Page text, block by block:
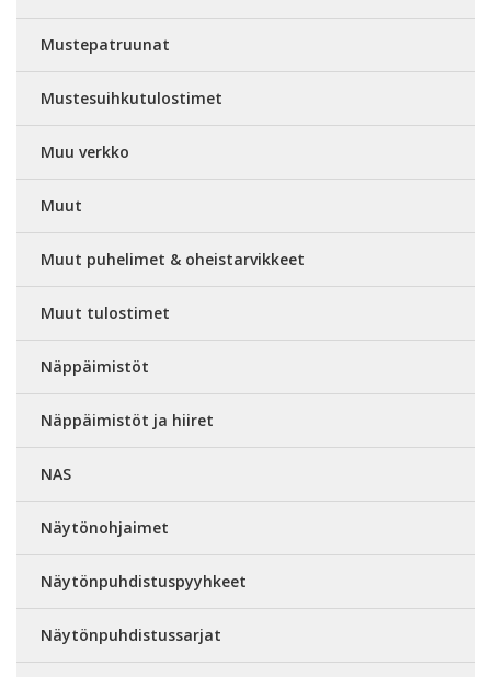
Mustepatruunat
Mustesuihkutulostimet
Muu verkko
Muut
Muut puhelimet & oheistarvikkeet
Muut tulostimet
Näppäimistöt
Näppäimistöt ja hiiret
NAS
Näytönohjaimet
Näytönpuhdistuspyyhkeet
Näytönpuhdistussarjat